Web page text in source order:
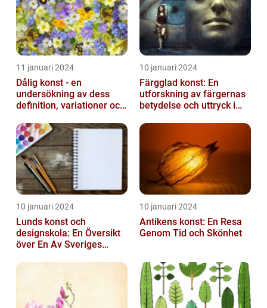
11 januari 2024
Dålig konst - en
undersökning av dess
definition, variationer och
10 januari 2024
Färgglad konst: En
utforskning av färgernas
betydelse och uttryck i
10 januari 2024
Lunds konst och
designskola: En Översikt
över En Av Sveriges
Utbildningsanstalter inom
10 januari 2024
Antikens konst: En Resa
Genom Tid och Skönhet